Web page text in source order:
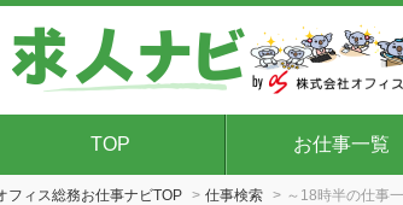
TOP お仕事一覧
フィス総務お仕事ナビTOP 仕事検索 ～18時半の仕事